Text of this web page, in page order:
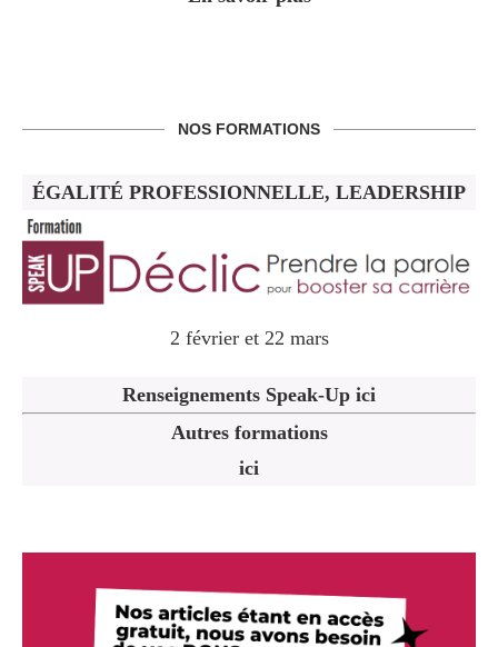
NOS FORMATIONS
ÉGALITÉ PROFESSIONNELLE, LEADERSHIP
2 février et 22 mars
Renseignements Speak-Up ici
Autres formations
ici